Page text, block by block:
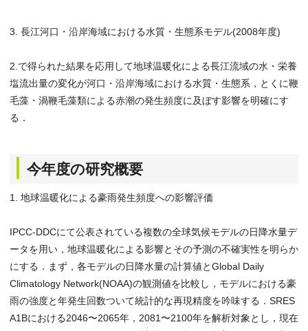
3. 長江河口・沿岸海域における水質・生態系モデル(2008年度)
2.で得られた結果を応用して地球温暖化による長江流域の水・栄養
塩流出量の変化が河口・沿岸海域における水質・生態系，とくに鞭
毛藻・渦鞭毛藻類による赤潮の発生頻度に及ぼす影響を明確にす
る．
今年度の研究概要
1. 地球温暖化による豪雨発生頻度への影響評価
IPCC-DDCにて公表されている複数の全球気候モデルの日降水量デ
ータを用い，地球温暖化による影響とその予測の不確実性を明らか
にする．まず，各モデルの日降水量の計算値とGlobal Daily
Climatology Network(NOAA)の観測値を比較し，モデルにおける豪
雨の強度と年発生回数ついて統計的な再現精度を吟味する．SRES
A1Bにおける2046〜2065年，2081〜2100年を解析対象とし，現在